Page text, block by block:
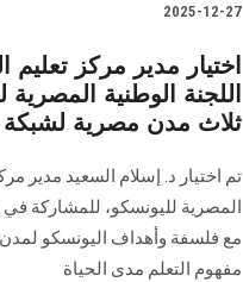
2025-12-27
اختيار مدير مركز
اللجنة الوطنية
ثلاث مدن مصرية لشبكة
تم اختيار د. إسلام السعيد مدير
المصرية لليونسكو، للمشاركة في
مع فلسفة وأهداف اليونسكو لمدن
مفهوم التعلم مدى الحياة